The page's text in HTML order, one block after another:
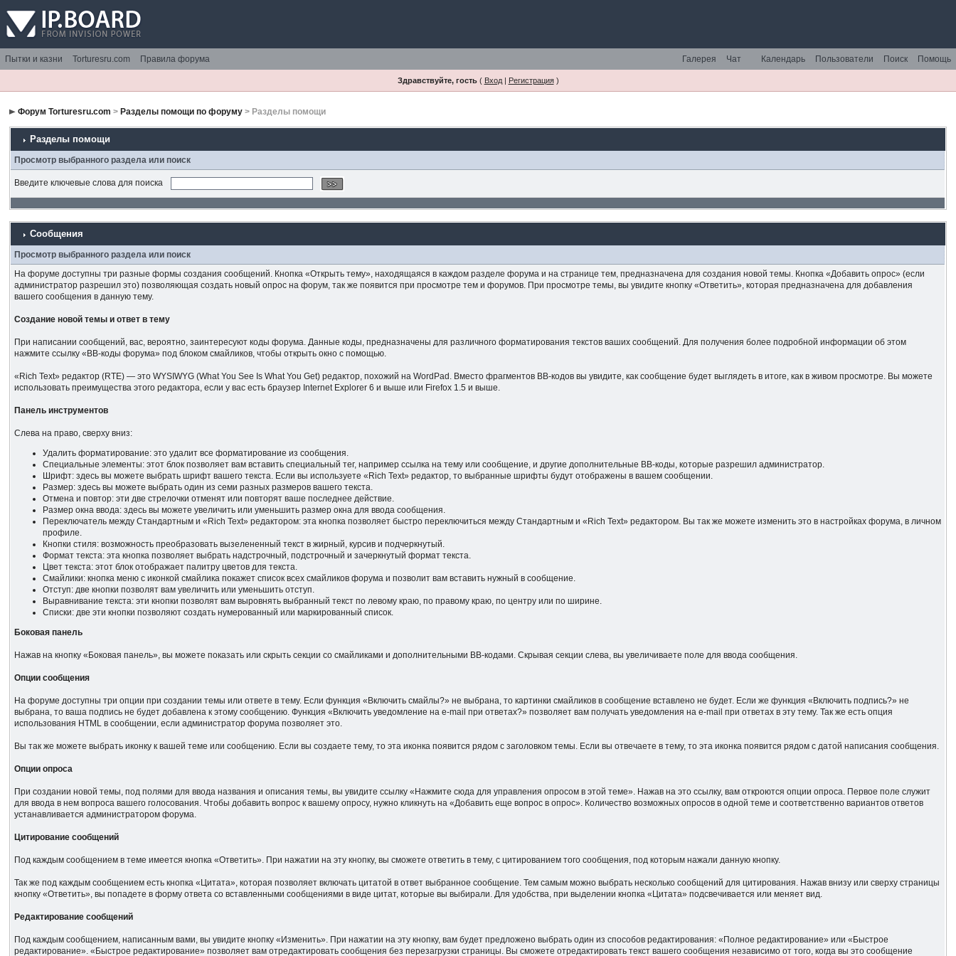
Пытки и казни Torturesru.com Правила форума Помощь
Поиск
Пользователи
Календарь
Чат
Галерея
Здравствуйте, гость( Вход| Регистрация)
Форум Torturesru.com > Разделы помощи по форуму > Разделы помощи
Разделы помощи
Просмотр выбранного раздела или поиск
Введите ключевые слова для поиска
Сообщения
Просмотр выбранного раздела или поиск
На форуме доступны три разные формы создания сообщений. Кнопка «Открыть тему», находящаяся в каждом разделе форума и на странице тем, предназначена для создания новой темы. Кнопка «Добавить опрос» (если
администратор разрешил это) позволяющая создать новый опрос на форум, так же появится при просмотре тем и форумов. При просмотре темы, вы увидите кнопку «Ответить», которая предназначена для добавления
вашего сообщения в данную тему.
Создание новой темы и ответ в тему
При написании сообщений, вас, вероятно, заинтересуют коды форума. Данные коды, предназначены для различного форматирования текстов ваших сообщений. Для получения более подробной информации об этом
нажмите ссылку «BB-коды форума» под блоком смайликов, чтобы открыть окно с помощью.
«Rich Text» редактор (RTE) — это WYSIWYG (What You See Is What You Get) редактор, похожий на WordPad. Вместо фрагментов BB-кодов вы увидите, как сообщение будет выглядеть в итоге, как в живом просмотре. Вы можете
использовать преимущества этого редактора, если у вас есть браузер Internet Explorer 6 и выше или Firefox 1.5 и выше.
Панель инструментов
Слева на право, сверху вниз:
Удалить форматирование: это удалит все форматирование из сообщения.
Специальные элементы: этот блок позволяет вам вставить специальный тег, например ссылка на тему или сообщение, и другие дополнительные BB-коды, которые разрешил администратор.
Шрифт: здесь вы можете выбрать шрифт вашего текста. Если вы используете «Rich Text» редактор, то выбранные шрифты будут отображены в вашем сообщении.
Размер: здесь вы можете выбрать один из семи разных размеров вашего текста.
Отмена и повтор: эти две стрелочки отменят или повторят ваше последнее действие.
Размер окна ввода: здесь вы можете увеличить или уменьшить размер окна для ввода сообщения.
Переключатель между Стандартным и «Rich Text» редактором: эта кнопка позволяет быстро переключиться между Стандартным и «Rich Text» редактором. Вы так же можете изменить это в настройках форума, в личном
профиле.
Кнопки стиля: возможность преобразовать вызелененный текст в жирный, курсив и подчеркнутый.
Формат текста: эта кнопка позволяет выбрать надстрочный, подстрочный и зачеркнутый формат текста.
Цвет текста: этот блок отображает палитру цветов для текста.
Смайлики: кнопка меню с иконкой смайлика покажет список всех смайликов форума и позволит вам вставить нужный в сообщение.
Отступ: две кнопки позволят вам увеличить или уменьшить отступ.
Выравнивание текста: эти кнопки позволят вам выровнять выбранный текст по левому краю, по правому краю, по центру или по ширине.
Списки: две эти кнопки позволяют создать нумерованный или маркированный список.
Боковая панель
Нажав на кнопку «Боковая панель», вы можете показать или скрыть секции со смайликами и дополнительными BB-кодами. Скрывая секции слева, вы увеличиваете поле для ввода сообщения.
Опции сообщения
На форуме доступны три опции при создании темы или ответе в тему. Если функция «Включить смайлы?» не выбрана, то картинки смайликов в сообщение вставлено не будет. Если же функция «Включить подпись?» не
выбрана, то ваша подпись не будет добавлена к этому сообщению. Функция «Включить уведомление на e-mail при ответах?» позволяет вам получать уведомления на e-mail при ответах в эту тему. Так же есть опция
использования HTML в сообщении, если администратор форума позволяет это.
Вы так же можете выбрать иконку к вашей теме или сообщению. Если вы создаете тему, то эта иконка появится рядом с заголовком темы. Если вы отвечаете в тему, то эта иконка появится рядом с датой написания сообщения.
Опции опроса
При создании новой темы, под полями для ввода названия и описания темы, вы увидите ссылку «Нажмите сюда для управления опросом в этой теме». Нажав на это ссылку, вам откроются опции опроса. Первое поле служит
для ввода в нем вопроса вашего голосования. Чтобы добавить вопрос к вашему опросу, нужно кликнуть на «Добавить еще вопрос в опрос». Количество возможных опросов в одной теме и соответственно вариантов ответов
устанавливается администратором форума.
Цитирование сообщений
Под каждым сообщением в теме имеется кнопка «Ответить». При нажатии на эту кнопку, вы сможете ответить в тему, с цитированием того сообщения, под которым нажали данную кнопку.
Так же под каждым сообщением есть кнопка «Цитата», которая позволяет включать цитатой в ответ выбранное сообщение. Тем самым можно выбрать несколько сообщений для цитирования. Нажав внизу или сверху страницы
кнопку «Ответить», вы попадете в форму ответа со вставленными сообщениями в виде цитат, которые вы выбирали. Для удобства, при выделении кнопка «Цитата» подсвечивается или меняет вид.
Редактирование сообщений
Под каждым сообщением, написанным вами, вы увидите кнопку «Изменить». При нажатии на эту кнопку, вам будет предложено выбрать один из способов редактирования: «Полное редактирование» или «Быстрое
редактирование». «Быстрое редактирование» позволяет вам отредактировать сообщения без перезагрузки страницы. Вы сможете отредактировать текст вашего сообщения независимо от того, когда вы это сообщение